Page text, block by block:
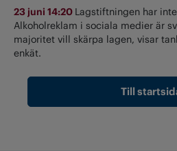
23 juni 14:20 Lagstiftningen har
Alkoholreklam i sociala medier är
majoritet vill skärpa lagen, visar
enkät.
Till